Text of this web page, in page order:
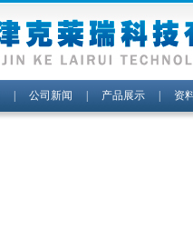
公司新闻 产品展示 资